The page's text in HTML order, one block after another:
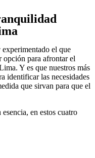
el que
opción para afrontar el
Y es que nuestros más
identificar las necesidades
que sirvan para que el
en estos cuatro